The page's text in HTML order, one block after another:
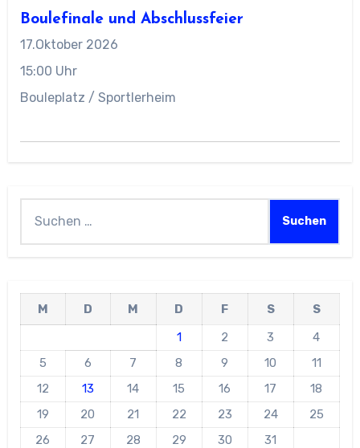
Boulefinale und Abschlussfeier
17.Oktober 2026
15:00 Uhr
Bouleplatz / Sportlerheim
nach:
M D M D F S
S
1
2 3
4
5
6 7 8 9 10
11
12
13 14 15 16 17
18
19
20 21 22 23 24
25
26
27 28 29 30 31